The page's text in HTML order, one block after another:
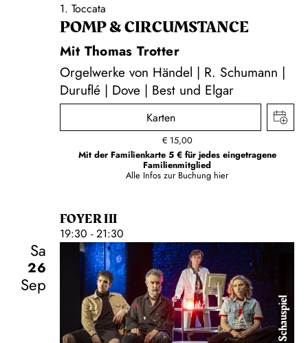
1. Toccata
POMP & CIRCUMSTANCE
Mit Thomas Trotter
Orgelwerke von Händel | R. Schumann |
Duruflé | Dove | Best und Elgar
Karten
€ 15,00
Mit der Familienkarte 5 € für jedes eingetragene
Familienmitglied
Alle Infos zur Buchung hier
FOYER III
19:30 - 21:30
Sa
26
Sep
Schauspiel